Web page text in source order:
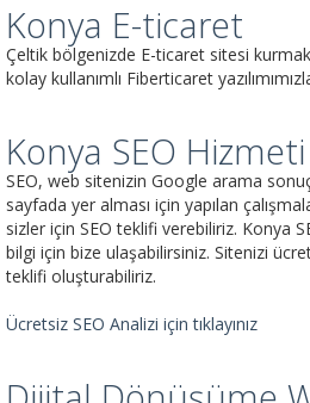
Konya E-ticaret
Çeltik bölgenizde E-ticaret sitesi
kolay kullanımlı Fiberticaret
Konya SEO Hizmeti
SEO, web sitenizin Google arama
sayfada yer alması için yapılan
sizler için SEO teklifi verebiliriz. Konya
bilgi için bize ulaşabilirsiniz. Sitenizi
teklifi oluşturabiliriz.
Ücretsiz SEO Analizi için tıklayınız